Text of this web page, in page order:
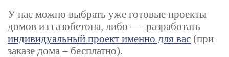
У нас можно выбрать уже готовые проекты
домов из газобетона, либо — разработать
индивидуальный проект именно для вас (при
заказе дома – бесплатно).